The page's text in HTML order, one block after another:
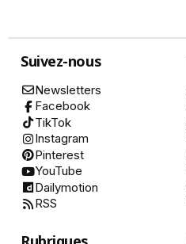
Suivez-nous
Newsletters
Facebook
TikTok
Instagram
Pinterest
YouTube
Dailymotion
RSS